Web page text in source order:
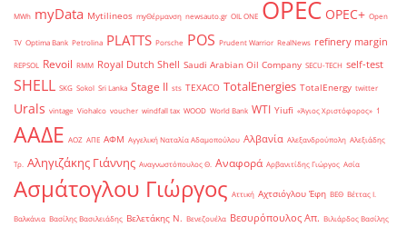
MWh myData Mytilineos myΘέρμανση newsauto.gr OIL ONE OPEC OPEC+ Open
TV Optima Bank Petrolina PLATTS Porsche POS Prudent Warrior RealNews refinery margin
REPSOL Revoil RMM Royal Dutch Shell Saudi Arabian Oil Company SECU-TECH self-test
SHELL SKG Sokol Sri Lanka Stage II sts TEXACO TotalEnergies TotalEnergy twitter
Urals vintage Viohalco voucher windfall tax WOOD World Bank WTI Yiufi «Άγιος Χριστόφορος» ΄1
ΑΑΔΕ ΑΟΖ ΑΠΕ ΑΦΜ Αγγελική Ναταλία Αδαμοπούλου Αλβανία Αλεξανδρούπολη Αλεξιάδης
Τρ. Αληγιζάκης Γιάννης Αναγνωστόπουλος Θ. Αναφορά Αρβανιτίδης Γιώργος Ασία
Ασμάτογλου Γιώργος Αττική Αχτσιόγλου Έφη ΒΕΘ Βέττας Ι.
Βαλκάνια Βασίλης Βασιλειάδης Βελετάκης Ν. Βενεζουέλα Βεσυρόπουλος Απ. Βιλιάρδος Βασίλης